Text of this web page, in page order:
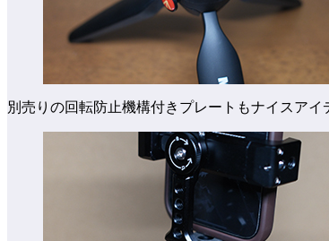
別売りの回転防止機構付きプレートもナイスア